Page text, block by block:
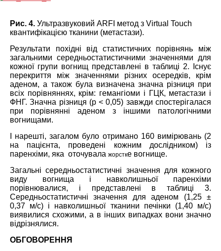
Рис. 4. Ультразвуковий ARFI метод з Virtual Touch
квантифікацією тканини (метастази).
Результати похідні від статистичних порівнянь між
загальними середньостатистичними значеннями для
кожної групи вогнищ представлені в таблиці 2. Існує
перекриття між значеннями різних осередків, крім
аденом, а також була визначена значна різниця при
всіх порівняннях, крім: гемангіоми і ГЦК, метастази і
ФНГ. Значна різниця (p < 0,05) завжди спостерігалася
при порівнянні аденом з іншими патологічними
вогнищами.
І нарешті, загалом було отримано 160 вимірювань (2
на пацієнта, проведені кожним дослідником) із
паренхіми, яка оточувала жорстке вогнище.
Загальні середньостатистичні значення для кожного
виду вогнища і навколишньої паренхіми
порівнювалися, і представлені в таблиці 3.
Середньостатистичні значення для аденом (1,25 ±
0,37 м/с) і навколишньої тканини печінки (1,40 м/с)
виявилися схожими, а в інших випадках вони значно
відрізнялися.
ОБГОВОРЕННЯ